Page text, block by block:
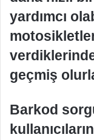
yardımcı
geçmiş
Barkod